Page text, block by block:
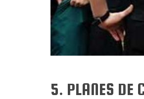
5. PLANES DE